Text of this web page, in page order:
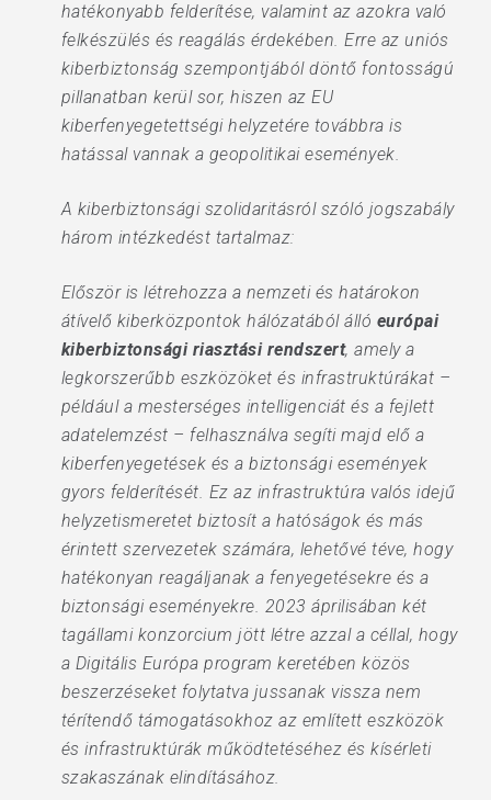
hatékonyabb felderítése, valamint az azokra való
felkészülés és reagálás érdekében. Erre az uniós
kiberbiztonság szempontjából döntő fontosságú
pillanatban kerül sor, hiszen az EU
kiberfenyegetettségi helyzetére továbbra is
hatással vannak a geopolitikai események.
A kiberbiztonsági szolidaritásról szóló jogszabály
három intézkedést tartalmaz:
Először is létrehozza a nemzeti és határokon
átívelő kiberközpontok hálózatából álló európai
kiberbiztonsági riasztási rendszert, amely a
legkorszerűbb eszközöket és infrastruktúrákat –
például a mesterséges intelligenciát és a fejlett
adatelemzést – felhasználva segíti majd elő a
kiberfenyegetések és a biztonsági események
gyors felderítését. Ez az infrastruktúra valós idejű
helyzetismeretet biztosít a hatóságok és más
érintett szervezetek számára, lehetővé téve, hogy
hatékonyan reagáljanak a fenyegetésekre és a
biztonsági eseményekre. 2023 áprilisában két
tagállami konzorcium jött létre azzal a céllal, hogy
a Digitális Európa program keretében közös
beszerzéseket folytatva jussanak vissza nem
térítendő támogatásokhoz az említett eszközök
és infrastruktúrák működtetéséhez és kísérleti
szakaszának elindításához.